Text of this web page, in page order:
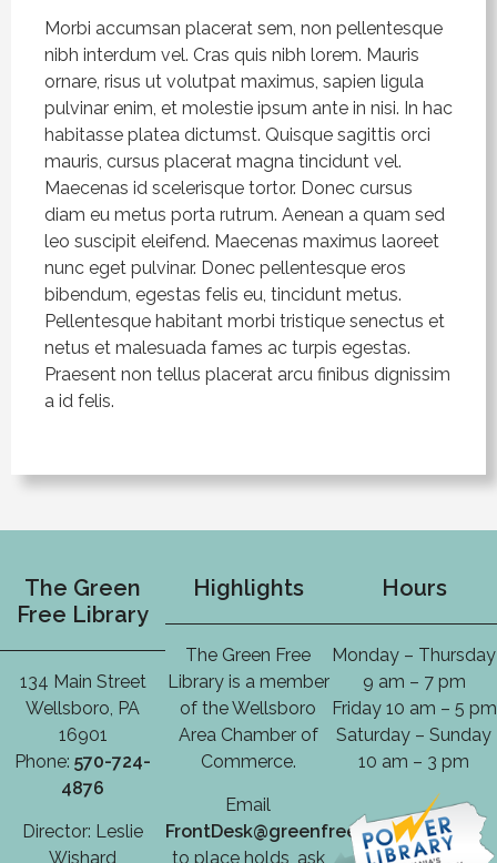
Morbi accumsan placerat sem, non pellentesque
nibh interdum vel. Cras quis nibh lorem. Mauris
ornare, risus ut volutpat maximus, sapien ligula
pulvinar enim, et molestie ipsum ante in nisi. In hac
habitasse platea dictumst. Quisque sagittis orci
mauris, cursus placerat magna tincidunt vel.
Maecenas id scelerisque tortor. Donec cursus
diam eu metus porta rutrum. Aenean a quam sed
leo suscipit eleifend. Maecenas maximus laoreet
nunc eget pulvinar. Donec pellentesque eros
bibendum, egestas felis eu, tincidunt metus.
Pellentesque habitant morbi tristique senectus et
netus et malesuada fames ac turpis egestas.
Praesent non tellus placerat arcu finibus dignissim
a id felis.
The Green
Free Library
134 Main Street
Wellsboro, PA
16901
Phone:570-724-
4876
Director: Leslie
Wishard
Highlights
The Green Free
Library is a member
of the Wellsboro
Area Chamber of
Commerce.
Email
FrontDesk@greenfreelibrary.org
to place holds, ask
Hours
Monday – Thursday
9 am – 7 pm
Friday 10 am – 5 pm
Saturday – Sunday
10 am – 3 pm